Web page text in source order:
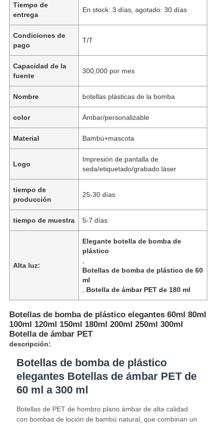
Tiempo de
entrega
En stock: 3 días, agotado: 30 días
Condiciones de
pago
T/T
Capacidad de la
fuente
300,000 por mes
Nombre botellas plásticas de la bomba
color Ámbar/personalizable
Material Bambú+mascota
Logo
Impresión de pantalla de
seda/etiquetado/grabado láser
tiempo de
producción
25-30 días
tiempo de muestra 5-7 días
Alta luz:
Elegante botella de bomba de
plástico
Botellas de bomba de plástico de 60
ml
Botella de ámbar PET de 180 ml
Botellas de bomba de plástico elegantes 60ml 80ml
100ml 120ml 150ml 180ml 200ml 250ml 300ml
Botella de ámbar PET
descripción:
Botellas de bomba de plástico
elegantes Botellas de ámbar PET de
60 ml a 300 ml
Botellas de PET de hombro plano ámbar de alta calidad
con bombas de loción de bambú natural, que combinan un